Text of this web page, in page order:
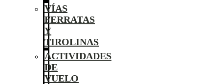
VÍAS
FERRATAS
Y
TIROLINAS
ACTIVIDADES
DE
VUELO